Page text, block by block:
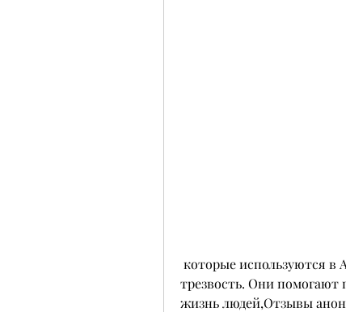
трезвость. Они помогают
жизнь людей,Отзывы